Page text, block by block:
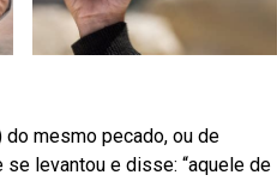
do mesmo pecado, ou de
levantou e disse: “aquele de